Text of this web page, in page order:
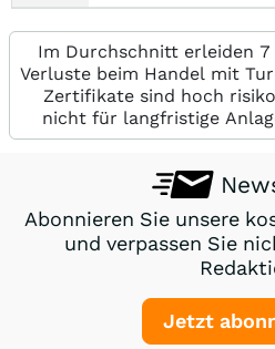
Im Durchschnitt erleiden
Verluste beim Handel mit
Zertifikate sind hoch
nicht für langfristige
Abonnieren Sie unsere
und verpassen Sie
Jetzt